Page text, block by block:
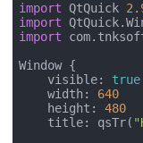
import QtQuick
import
import
Window {
    visible:
true
    width:
640
    height:
480
    title: qsTr(